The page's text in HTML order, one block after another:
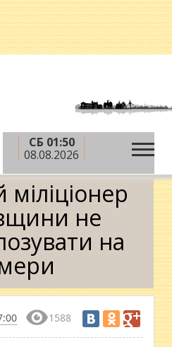
СБ 01:50
08.08.2026
Головний міліціонер
на камери
не
на
1588